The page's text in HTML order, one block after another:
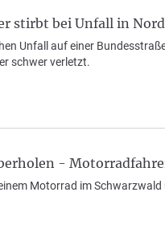
stirbt bei Unfall in
Unfall auf einer
schwer verletzt.
-
Motorrad im